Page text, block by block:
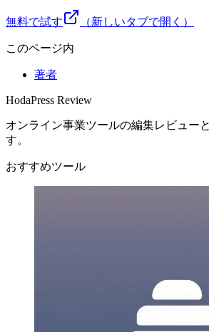
無料で試す （新しいタブで開く）
このページ内
著者
HodaPress Review
オンライン事業ツールの編集レビュー
す。
おすすめツール